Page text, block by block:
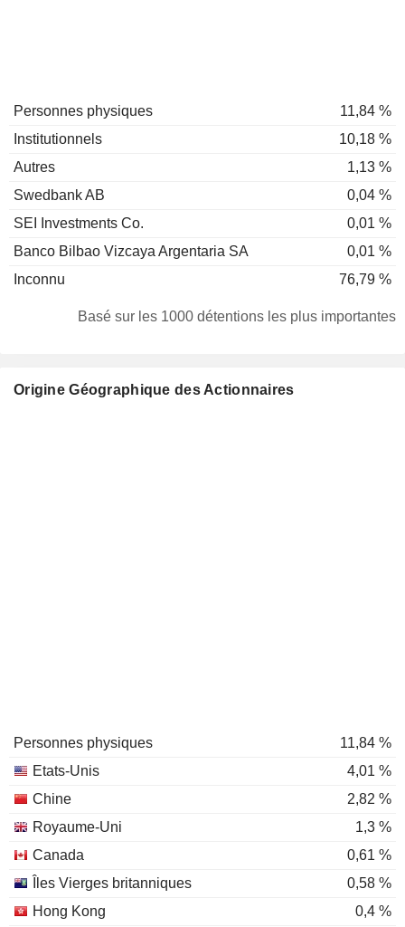
Personnes physiques
11,84 %
Institutionnels
10,18 %
Autres
1,13 %
Swedbank AB
0,04 %
SEI Investments Co.
0,01 %
Banco Bilbao Vizcaya Argentaria SA
0,01 %
Inconnu
76,79 %
Basé sur les 1000 détentions les plus importantes
Origine Géographique des Actionnaires
Personnes physiques
11,84 %
Etats-Unis
4,01 %
Chine
2,82 %
Royaume-Uni
1,3 %
Canada
0,61 %
Îles Vierges britanniques
0,58 %
Hong Kong
0,4 %